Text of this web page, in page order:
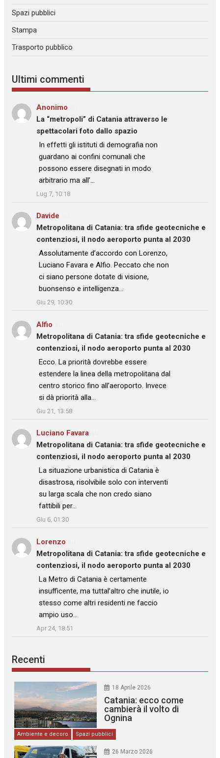
Spazi pubblici
Stampa
Trasporto pubblico
Ultimi commenti
Anonimo
La “metropoli” di Catania attraverso le
spettacolari foto dallo spazio
: “
In effetti gli istituti di demografia non
guardano ai confini comunali che
possono essere disegnati in modo
arbitrario ma all’…
”
Lug 7, 10:18
Davide
Metropolitana di Catania: tra sfide geotecniche e
contenziosi, il nodo aeroporto punta al 2030
: “
Assolutamente d’accordo con Lorenzo,
Luciano Favara e Alfio. Peccato che non
ci siano persone dotate di visione,
buonsenso e intelligenza…
”
Giu 29, 10:30
Alfio
Metropolitana di Catania: tra sfide geotecniche e
contenziosi, il nodo aeroporto punta al 2030
: “
Ecco. La priorità dovrebbe essere
estendere la linea della metropolitana dal
centro storico fino all’aeroporto. Invece
si dà priorità alla…
”
Giu 21, 13:58
Luciano Favara
Metropolitana di Catania: tra sfide geotecniche e
contenziosi, il nodo aeroporto punta al 2030
: “La situazione urbanistica di Catania è
disastrosa, risolvibile solo con interventi
su larga scala che non credo siano
fattibili per…
Giu 6, 01:30
Lorenzo
Metropolitana di Catania: tra sfide geotecniche e
contenziosi, il nodo aeroporto punta al 2030
: “La Metro di Catania è certamente
insufficente, ma tuttal’altro che inutile, io
stesso come altri residenti ne faccio
ampio uso…
”
Apr 24, 18:51
Recenti
18 Aprile 2026
Catania: ecco come
cambierà il volto di
Ognina
Ambiente e decoro Spazi pubblici
26 Marzo 2026